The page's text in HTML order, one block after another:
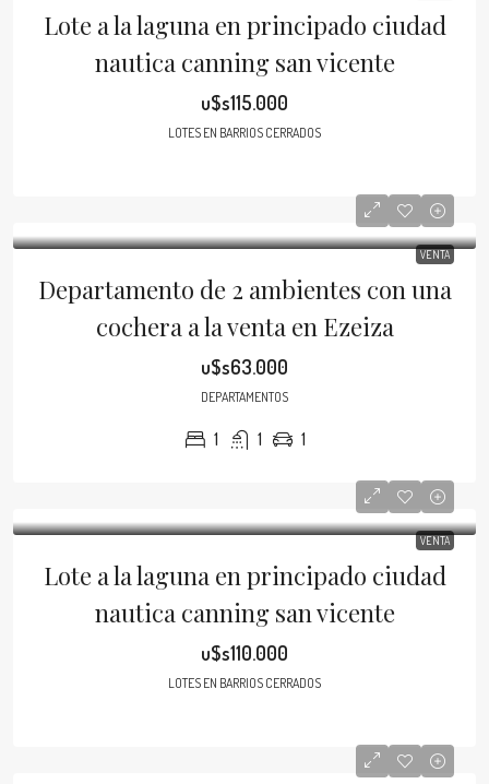
Lote a la laguna en principado ciudad
nautica canning san vicente
u$s115.000
LOTES EN BARRIOS CERRADOS
VENTA
Departamento de 2 ambientes con una
cochera a la venta en Ezeiza
u$s63.000
DEPARTAMENTOS
1 1 1
VENTA
Lote a la laguna en principado ciudad
nautica canning san vicente
u$s110.000
LOTES EN BARRIOS CERRADOS